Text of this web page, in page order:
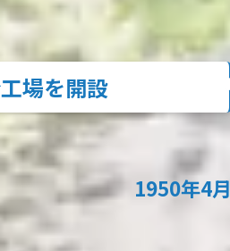
場を開設
1950年4月